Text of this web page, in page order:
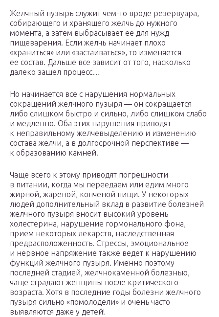
Желчный пузырь служит чем-то вроде резервуара,
собирающего и хранящего желчь до нужного
момента, а затем выбрасывает ее для нужд
пищеварения. Если желчь начинает плохо
«храниться» или «застаиваться», то изменяется
ее состав. Дальше все зависит от того, насколько
далеко зашел процесс…
Но начинается все с нарушения нормальных
сокращений желчного пузыря — он сокращается
либо слишком быстро и сильно, либо слишком слабо
и медленно. Оба этих нарушения приводят
к неправильному желчевыделению и изменению
состава желчи, а в долгосрочной перспективе —
к образованию камней.
Чаще всего к этому приводят погрешности
в питании, когда мы переедаем или едим много
жирной, жареной, копченой пищи. У некоторых
людей дополнительный вклад в развитие болезней
желчного пузыря вносит высокий уровень
холестерина, нарушение гормонального фона,
прием некоторых лекарств, наследственная
предрасположенность. Стрессы, эмоциональное
и нервное напряжение также ведет к нарушению
функций желчного пузыря. Именно поэтому
последней стадией, желчнокаменной болезнью,
чаще страдают женщины после критического
возраста. Хотя в последние годы болезни желчного
пузыря сильно «помолодели» и очень часто
выявляются даже у детей!